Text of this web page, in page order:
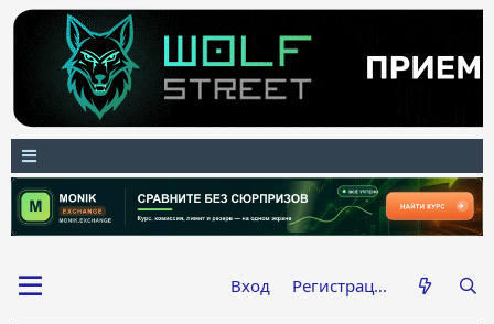
Вход Регистрация